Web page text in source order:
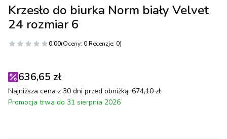
Krzesło do biurka Norm biały Velvet
24 rozmiar 6
0.00(Oceny: 0 Recenzje: 0)
636,65 zł
Najniższa cena z 30 dni przed obniżką: 674,10 zł
Promocja trwa do 31 sierpnia 2026